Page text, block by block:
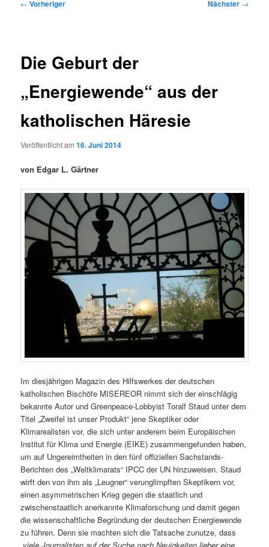
Beitragsnavigation
← Vorheriger Nächster →
Die Geburt der
„Energiewende“ aus der
katholischen Häresie
Veröffentlicht am16. Juni 2014
von Edgar L. Gärtner
Im diesjährigen Magazin des Hilfswerkes der deutschen
katholischen Bischöfe MISEREOR nimmt sich der einschlägig
bekannte Autor und Greenpeace-Lobbyist Toralf Staud unter dem
Titel „Zweifel ist unser Produkt“ jene Skeptiker oder
Klimarealisten vor, die sich unter anderem beim Europäischen
Institut für Klima und Energie (EIKE) zusammengefunden haben,
um auf Ungereimtheiten in den fünf offiziellen Sachstands-
Berichten des „Weltklimarats“ IPCC der UN hinzuweisen. Staud
wirft den von ihm als „Leugner“ verunglimpften Skeptikern vor,
einen asymmetrischen Krieg gegen die staatlich und
zwischenstaatlich anerkannte Klimaforschung und damit gegen
die wissenschaftliche Begründung der deutschen Energiewende
zu führen. Denn sie machten sich die Tatsache zunutze, dass